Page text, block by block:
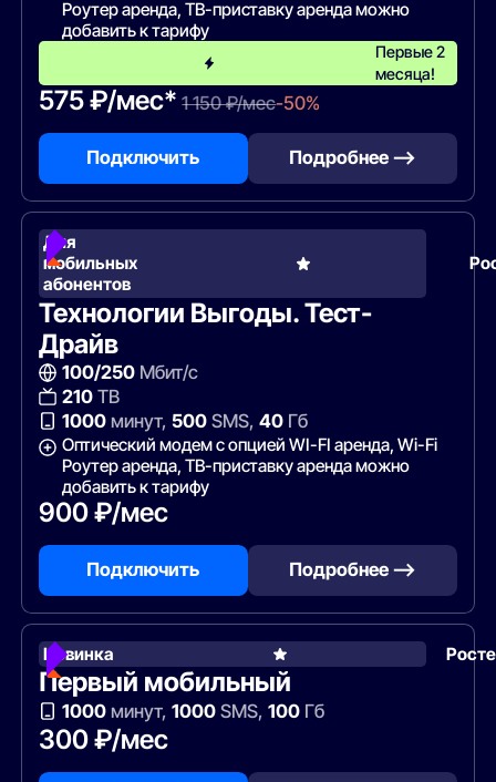
Роутер аренда, ТВ-приставку аренда можно
добавить к тарифу
Первые 2
месяца!
575 ₽/мес* 1 150 ₽/мес-50%
Подключить Подробнее —>
Для
мобильных
абонентов
Технологии Выгоды. Тест-
Драйв
100/250Мбит/с
210ТВ
1000минут, 500SMS, 40Гб
Оптический модем с опцией WI-FI аренда, Wi-Fi
Роутер аренда, ТВ-приставку аренда можно
добавить к тарифу
900 ₽/мес
Подключить Подробнее —>
Новинка
Первый мобильный
1000минут, 1000SMS, 100Гб
300 ₽/мес